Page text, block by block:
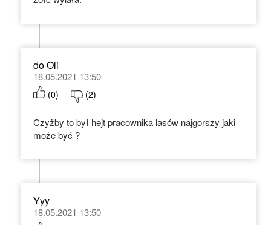
do Oli
18.05.2021 13:50
(0) (2)
Czyżby to był hejt pracownika lasów najgorszy jaki
może być ?
Yyy
18.05.2021 13:50